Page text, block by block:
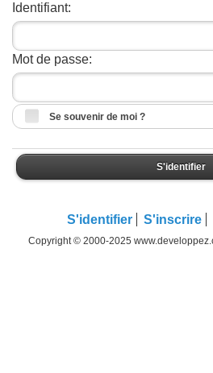
Identifiant:
Mot de passe:
Se souvenir de moi ?
S'identifier
S'identifier S'inscrire
Copyright © 2000-2025